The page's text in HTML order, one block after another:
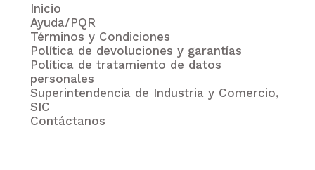
Inicio
Ayuda/PQR
Términos y Condiciones
Política de devoluciones y garantías
Política de tratamiento de datos
personales
Superintendencia de Industria y Comercio,
SIC
Contáctanos